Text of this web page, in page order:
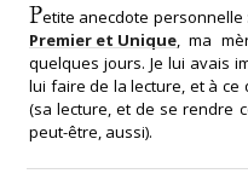
Petite anecdote personnelle
Premier et Unique, ma
quelques jours. Je lui avais
lui faire de la lecture, et à ce
(sa lecture, et de se rendre
peut-être, aussi).